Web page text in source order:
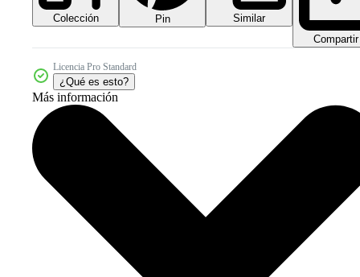
Colección Pin
Similar
Compartir
Licencia Pro Standard
¿Qué es esto?
Más información